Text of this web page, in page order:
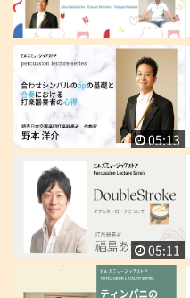
05:13
05:11